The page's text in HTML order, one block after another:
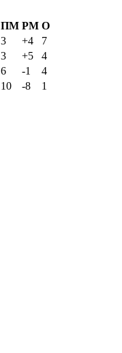
ПМ РМ О
3 +4
7
3 +5
4
6 -1
4
10 -8
1